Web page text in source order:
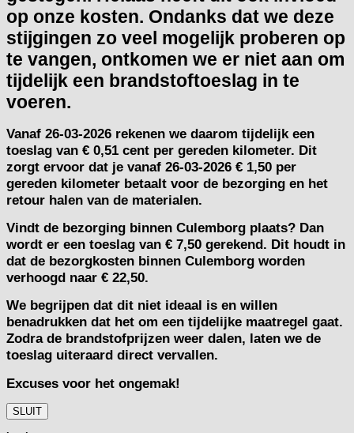
op onze kosten. Ondanks dat we deze
stijgingen zo veel mogelijk proberen op
te vangen, ontkomen we er niet aan om
tijdelijk een brandstoftoeslag in te
voeren.
Vanaf 26-03-2026 rekenen we daarom tijdelijk een
toeslag van € 0,51 cent per gereden kilometer. Dit
zorgt ervoor dat je vanaf 26-03-2026 € 1,50 per
gereden kilometer betaalt voor de bezorging en het
retour halen van de materialen.
Vindt de bezorging binnen Culemborg plaats? Dan
wordt er een toeslag van € 7,50 gerekend. Dit houdt in
dat de bezorgkosten binnen Culemborg worden
verhoogd naar € 22,50.
We begrijpen dat dit niet ideaal is en willen
benadrukken dat het om een tijdelijke maatregel gaat.
Zodra de brandstofprijzen weer dalen, laten we de
toeslag uiteraard direct vervallen.
Excuses voor het ongemak!
SLUIT